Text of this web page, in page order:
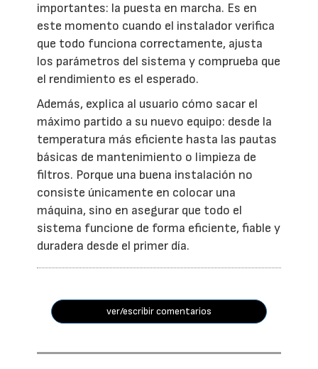
importantes: la puesta en marcha. Es en
este momento cuando el instalador verifica
que todo funciona correctamente, ajusta
los parámetros del sistema y comprueba que
el rendimiento es el esperado.
Además, explica al usuario cómo sacar el
máximo partido a su nuevo equipo: desde la
temperatura más eficiente hasta las pautas
básicas de mantenimiento o limpieza de
filtros. Porque una buena instalación no
consiste únicamente en colocar una
máquina, sino en asegurar que todo el
sistema funcione de forma eficiente, fiable y
duradera desde el primer día.
ver/escribir comentarios